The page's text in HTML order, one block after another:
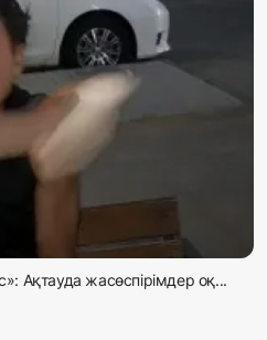
Ақтауда жасөспірімдер оқ...